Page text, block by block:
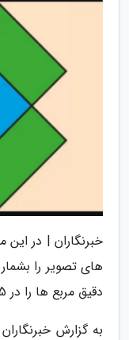
خبرنگاران | در
دقیق مربع ها را در 15 ثانیه تشخیص دهند!
به گزارش